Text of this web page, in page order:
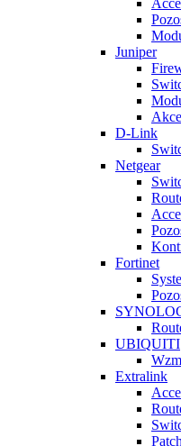
Juniper
D-Link
Netgear
Fortinet
UBIQUITI
Extralink